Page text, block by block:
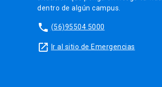
dentro de algún campus.
phone (56)95504 5000
launch Ir al sitio de Emergencias